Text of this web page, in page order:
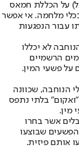
על הכללת חמאס
מלחמה. אי אפשר
עבור הנפגעות
לא יכללו
הרשמיים
על פשעי המין.
הנוחבה, שכוונה
בלתי נתפס
מין.
אשר בחרו
שבוצעו
אותם פיזית.